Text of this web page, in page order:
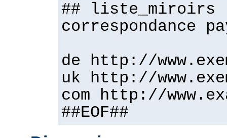
## liste_miroirs
correspondance
de http://
uk http://
com http://
##EOF##